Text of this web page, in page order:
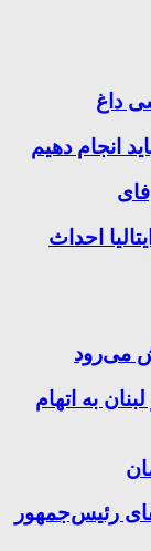
داغ
انجام دهیم
احداث
می‌رود
به اتهام
رئیس‌جمهور